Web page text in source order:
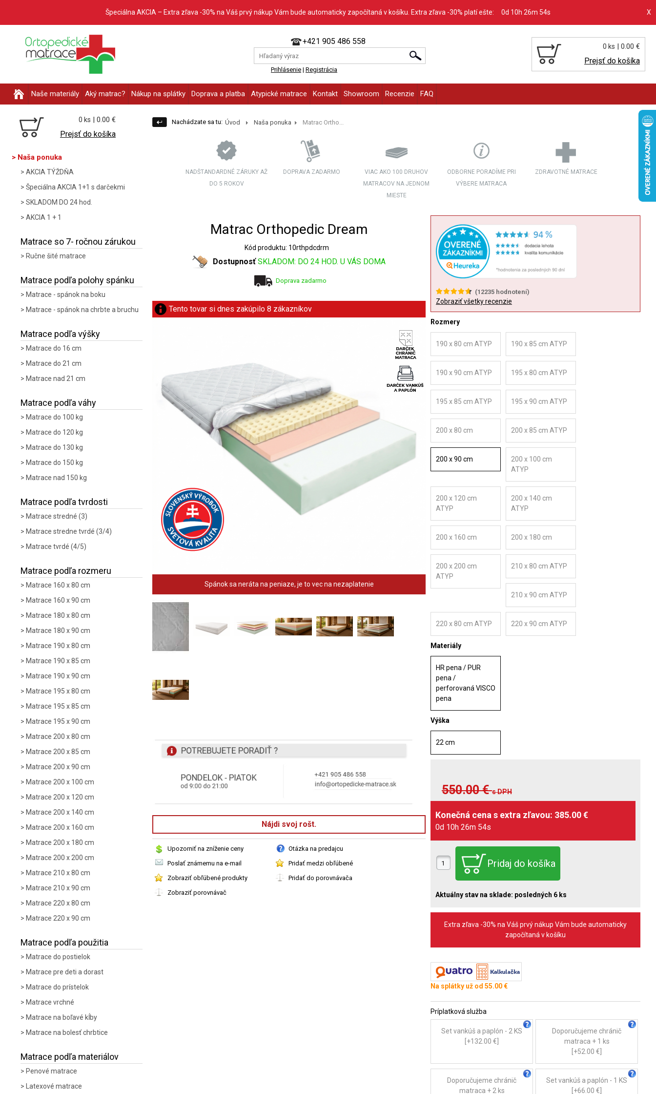
Špeciálna AKCIA – Extra zľava -30% na Váš prvý nákup Vám bude automaticky započítaná v košíku. Extra zľava -30% platí ešte: 0d 10h 26m 52s X
+421 905 486 558
0 ks | 0.00 €
Prejsť do košíka
Prihlásenie | Registrácia
Naše materiály Aký matrac? Nákup na splátky Doprava a platba Atypické matrace Kontakt Showroom Recenzie FAQ
0 ks | 0.00 €
Prejsť do košíka
Naša ponuka
AKCIA TÝŽDŇA
Špeciálna AKCIA 1+1 s darčekmi
SKLADOM DO 24 hod.
AKCIA 1 + 1
Matrace so 7- ročnou zárukou
Ručne šité matrace
Matrace podľa polohy spánku
Matrace - spánok na boku
Matrace - spánok na chrbte a bruchu
Matrace podľa výšky
Matrace do 16 cm
Matrace do 21 cm
Matrace nad 21 cm
Matrace podľa váhy
Matrace do 100 kg
Matrace do 120 kg
Matrace do 130 kg
Matrace do 150 kg
Matrace nad 150 kg
Matrace podľa tvrdosti
Matrace stredné (3)
Matrace stredne tvrdé (3/4)
Matrace tvrdé (4/5)
Matrace podľa rozmeru
Matrace 160 x 80 cm
Matrace 160 x 90 cm
Matrace 180 x 80 cm
Matrace 180 x 90 cm
Matrace 190 x 80 cm
Matrace 190 x 85 cm
Matrace 190 x 90 cm
Matrace 195 x 80 cm
Matrace 195 x 85 cm
Matrace 195 x 90 cm
Matrace 200 x 80 cm
Matrace 200 x 85 cm
Matrace 200 x 90 cm
Matrace 200 x 100 cm
Matrace 200 x 120 cm
Matrace 200 x 140 cm
Matrace 200 x 160 cm
Matrace 200 x 180 cm
Matrace 200 x 200 cm
Matrace 210 x 80 cm
Matrace 210 x 90 cm
Matrace 220 x 80 cm
Matrace 220 x 90 cm
Matrace podľa použitia
Matrace do postielok
Matrace pre deti a dorast
Matrace do prístelok
Matrace vrchné
Matrace na boľavé kĺby
Matrace na bolesť chrbtice
Matrace podľa materiálov
Penové matrace
Latexové matrace
Nachádzate sa tu: Úvod Naša ponuka Matrac Ortho...
NADŠTANDARDNÉ ZÁRUKY AŽ
DO 5 ROKOV
DOPRAVA ZADARMO
VIAC AKO 100 DRUHOV
MATRACOV NA JEDNOM
MIESTE
ODBORNE PORADÍME PRI
VÝBERE MATRACA
ZDRAVOTNÉ MATRACE
Matrac Orthopedic Dream
Kód produktu: 10rthpdcdrm
DostupnosťSKLADOM: DO 24 HOD. U VÁS DOMA
Doprava zadarmo
Tento tovar si dnes zakúpilo 8 zákazníkov
Spánok sa neráta na peniaze, je to vec na nezaplatenie
Nájdi svoj rošt.
Upozorniť na zníženie ceny
Otázka na predajcu
Poslať známemu na e-mail
Pridať medzi obľúbené
Zobraziť obľúbené produkty
Pridať do porovnávača
Zobraziť porovnávač
(12235 hodnotení)
Zobraziť všetky recenzie
Rozmery
190 x 80 cm ATYP 190 x 85 cm ATYP
190 x 90 cm ATYP 195 x 80 cm ATYP
195 x 85 cm ATYP 195 x 90 cm ATYP
200 x 80 cm 200 x 85 cm ATYP
200 x 90 cm
200 x 100 cm
ATYP
200 x 120 cm
ATYP
200 x 140 cm
ATYP
200 x 160 cm 200 x 180 cm
200 x 200 cm
ATYP
210 x 80 cm ATYP
210 x 90 cm ATYP
220 x 80 cm ATYP 220 x 90 cm ATYP
Materiály
HR pena / PUR
pena /
perforovaná VISCO
pena
Výška
22 cm
550.00€s DPH
0d 10h 26m 52s
Aktuálny stav na sklade: posledných 6 ks
Extra zľava -30% na Váš prvý nákup Vám bude automaticky
započítaná v košíku
Na splátky už od 55.00 €
Príplatková služba
Set vankúš a paplón - 2 KS
[+132.00 €]
Doporučujeme chránič
matraca + 1 ks
[+52.00 €]
Doporučujeme chránič
matraca + 2 ks
Set vankúš a paplón - 1 KS
[+66.00 €]